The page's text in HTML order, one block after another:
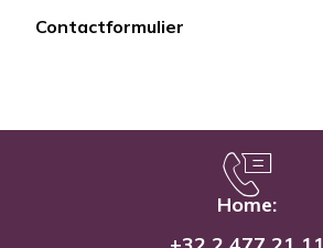
Contactformulier
Home: